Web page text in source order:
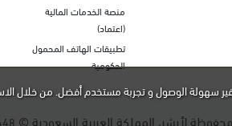
منصة الخدمات المالية
(اعتماد)
تطبيقات الهاتف المحمول
الحكومية
لأبشر، المملكة العربية السعودية ©
سهولة الوصول و تجربة مستخدم أفضل. من خلال